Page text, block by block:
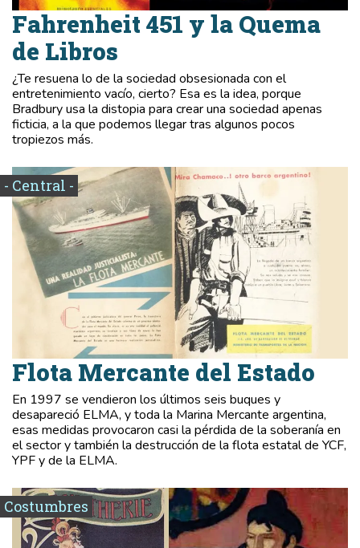
Fahrenheit 451 y la Quema
de Libros
¿Te resuena lo de la sociedad obsesionada con el
entretenimiento vacío, cierto? Esa es la idea, porque
Bradbury usa la distopia para crear una sociedad apenas
ficticia, a la que podemos llegar tras algunos pocos
tropiezos más.
- Central -
Flota Mercante del Estado
En 1997 se vendieron los últimos seis buques y
desapareció ELMA, y toda la Marina Mercante argentina,
esas medidas provocaron casi la pérdida de la soberanía en
el sector y también la destrucción de la flota estatal de YCF,
YPF y de la ELMA.
Costumbres